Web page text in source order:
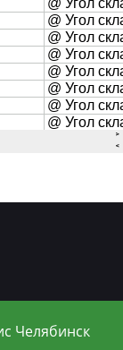
Челябинск